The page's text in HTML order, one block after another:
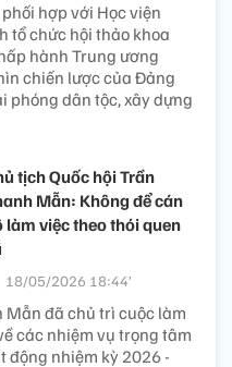
hợp với Học viện
tổ chức hội thảo khoa
hành Trung ương
chiến lược của Đảng
phóng dân tộc, xây dựng
tịch Quốc hội Trần
Mẫn: Không để cán
làm việc theo thói quen
18/05/2026 18:44’
Mẫn đã chủ trì cuộc làm
các nhiệm vụ trọng tâm
động nhiệm kỳ 2026 -